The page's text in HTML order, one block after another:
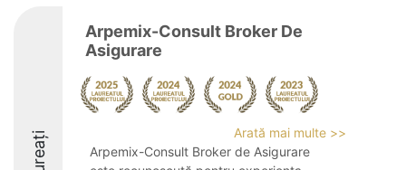
Arpemix-Consult Broker De
Asigurare
Arată mai multe >>
Arpemix-Consult Broker de Asigurare